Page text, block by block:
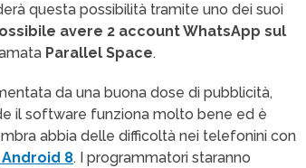
questa possibilità tramite uno dei suoi
avere 2 account WhatsApp sul
Parallel Space.
da una buona dose di pubblicità,
il software funziona molto bene ed è
abbia delle difficoltà nei telefonini con
8. I programmatori staranno